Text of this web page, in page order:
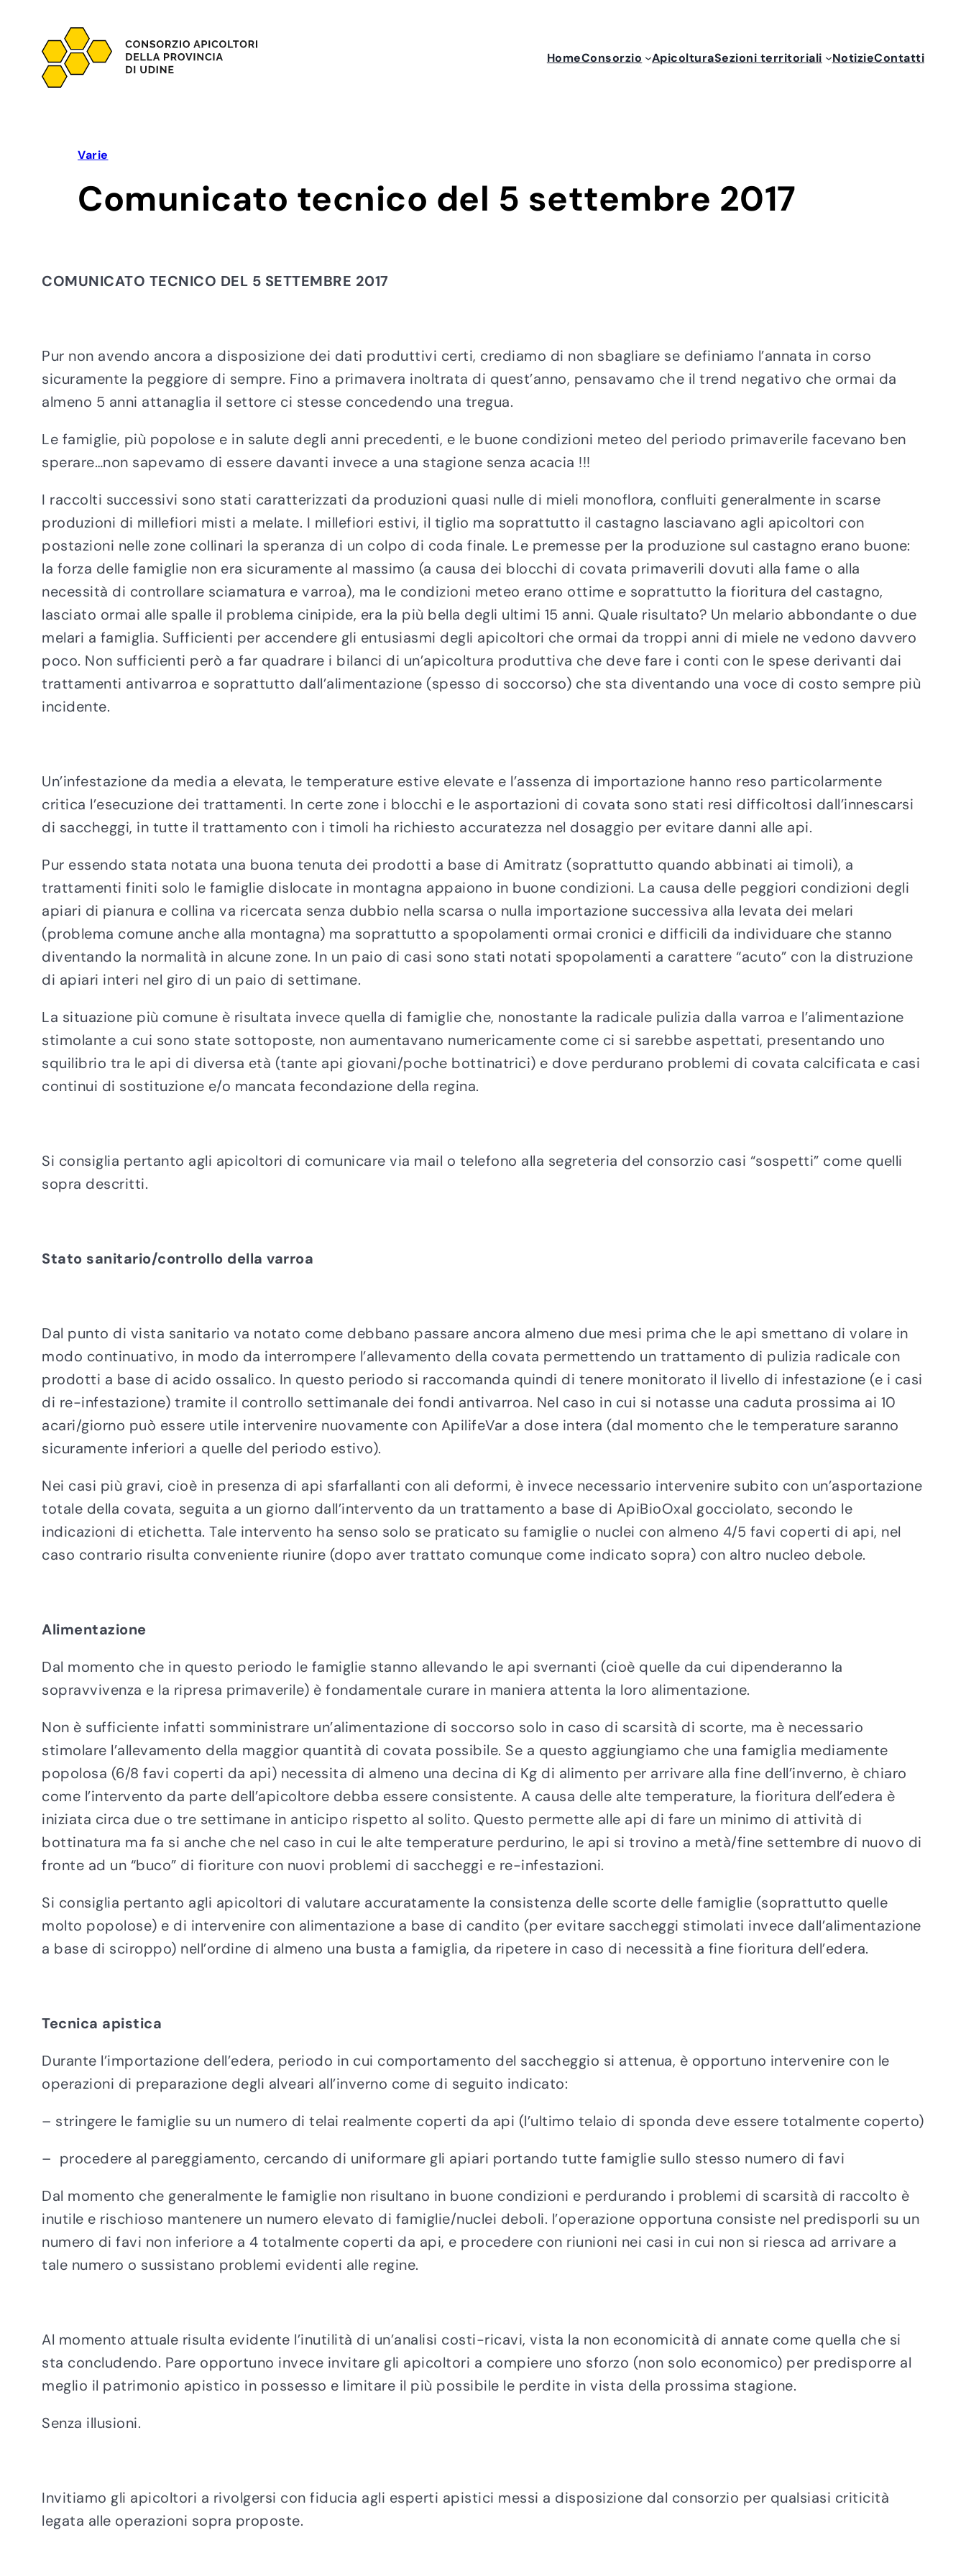
contenuto
HomeConsorzio ApicolturaSezioni territoriali NotizieContatti
Varie
Comunicato tecnico del 5 settembre 2017
COMUNICATO TECNICO DEL 5 SETTEMBRE 2017
Pur non avendo ancora a disposizione dei dati produttivi certi, crediamo di non sbagliare se definiamo l’annata in corso
sicuramente la peggiore di sempre. Fino a primavera inoltrata di quest’anno, pensavamo che il trend negativo che ormai da
almeno 5 anni attanaglia il settore ci stesse concedendo una tregua.
Le famiglie, più popolose e in salute degli anni precedenti, e le buone condizioni meteo del periodo primaverile facevano ben
sperare…non sapevamo di essere davanti invece a una stagione senza acacia !!!
I raccolti successivi sono stati caratterizzati da produzioni quasi nulle di mieli monoflora, confluiti generalmente in scarse
produzioni di millefiori misti a melate. I millefiori estivi, il tiglio ma soprattutto il castagno lasciavano agli apicoltori con
postazioni nelle zone collinari la speranza di un colpo di coda finale. Le premesse per la produzione sul castagno erano buone:
la forza delle famiglie non era sicuramente al massimo (a causa dei blocchi di covata primaverili dovuti alla fame o alla
necessità di controllare sciamatura e varroa), ma le condizioni meteo erano ottime e soprattutto la fioritura del castagno,
lasciato ormai alle spalle il problema cinipide, era la più bella degli ultimi 15 anni. Quale risultato? Un melario abbondante o due
melari a famiglia. Sufficienti per accendere gli entusiasmi degli apicoltori che ormai da troppi anni di miele ne vedono davvero
poco. Non sufficienti però a far quadrare i bilanci di un’apicoltura produttiva che deve fare i conti con le spese derivanti dai
trattamenti antivarroa e soprattutto dall’alimentazione (spesso di soccorso) che sta diventando una voce di costo sempre più
incidente.
Un’infestazione da media a elevata, le temperature estive elevate e l’assenza di importazione hanno reso particolarmente
critica l’esecuzione dei trattamenti. In certe zone i blocchi e le asportazioni di covata sono stati resi difficoltosi dall’innescarsi
di saccheggi, in tutte il trattamento con i timoli ha richiesto accuratezza nel dosaggio per evitare danni alle api.
Pur essendo stata notata una buona tenuta dei prodotti a base di Amitratz (soprattutto quando abbinati ai timoli), a
trattamenti finiti solo le famiglie dislocate in montagna appaiono in buone condizioni. La causa delle peggiori condizioni degli
apiari di pianura e collina va ricercata senza dubbio nella scarsa o nulla importazione successiva alla levata dei melari
(problema comune anche alla montagna) ma soprattutto a spopolamenti ormai cronici e difficili da individuare che stanno
diventando la normalità in alcune zone. In un paio di casi sono stati notati spopolamenti a carattere “acuto” con la distruzione
di apiari interi nel giro di un paio di settimane.
La situazione più comune è risultata invece quella di famiglie che, nonostante la radicale pulizia dalla varroa e l’alimentazione
stimolante a cui sono state sottoposte, non aumentavano numericamente come ci si sarebbe aspettati, presentando uno
squilibrio tra le api di diversa età (tante api giovani/poche bottinatrici) e dove perdurano problemi di covata calcificata e casi
continui di sostituzione e/o mancata fecondazione della regina.
Si consiglia pertanto agli apicoltori di comunicare via mail o telefono alla segreteria del consorzio casi “sospetti” come quelli
sopra descritti.
Stato sanitario/controllo della varroa
Dal punto di vista sanitario va notato come debbano passare ancora almeno due mesi prima che le api smettano di volare in
modo continuativo, in modo da interrompere l’allevamento della covata permettendo un trattamento di pulizia radicale con
prodotti a base di acido ossalico. In questo periodo si raccomanda quindi di tenere monitorato il livello di infestazione (e i casi
di re-infestazione) tramite il controllo settimanale dei fondi antivarroa. Nel caso in cui si notasse una caduta prossima ai 10
acari/giorno può essere utile intervenire nuovamente con ApilifeVar a dose intera (dal momento che le temperature saranno
sicuramente inferiori a quelle del periodo estivo).
Nei casi più gravi, cioè in presenza di api sfarfallanti con ali deformi, è invece necessario intervenire subito con un’asportazione
totale della covata, seguita a un giorno dall’intervento da un trattamento a base di ApiBioOxal gocciolato, secondo le
indicazioni di etichetta. Tale intervento ha senso solo se praticato su famiglie o nuclei con almeno 4/5 favi coperti di api, nel
caso contrario risulta conveniente riunire (dopo aver trattato comunque come indicato sopra) con altro nucleo debole.
Alimentazione
Dal momento che in questo periodo le famiglie stanno allevando le api svernanti (cioè quelle da cui dipenderanno la
sopravvivenza e la ripresa primaverile) è fondamentale curare in maniera attenta la loro alimentazione.
Non è sufficiente infatti somministrare un’alimentazione di soccorso solo in caso di scarsità di scorte, ma è necessario
stimolare l’allevamento della maggior quantità di covata possibile. Se a questo aggiungiamo che una famiglia mediamente
popolosa (6/8 favi coperti da api) necessita di almeno una decina di Kg di alimento per arrivare alla fine dell’inverno, è chiaro
come l’intervento da parte dell’apicoltore debba essere consistente. A causa delle alte temperature, la fioritura dell’edera è
iniziata circa due o tre settimane in anticipo rispetto al solito. Questo permette alle api di fare un minimo di attività di
bottinatura ma fa si anche che nel caso in cui le alte temperature perdurino, le api si trovino a metà/fine settembre di nuovo di
fronte ad un “buco” di fioriture con nuovi problemi di saccheggi e re-infestazioni.
Si consiglia pertanto agli apicoltori di valutare accuratamente la consistenza delle scorte delle famiglie (soprattutto quelle
molto popolose) e di intervenire con alimentazione a base di candito (per evitare saccheggi stimolati invece dall’alimentazione
a base di sciroppo) nell’ordine di almeno una busta a famiglia, da ripetere in caso di necessità a fine fioritura dell’edera.
Tecnica apistica
Durante l’importazione dell’edera, periodo in cui comportamento del saccheggio si attenua, è opportuno intervenire con le
operazioni di preparazione degli alveari all’inverno come di seguito indicato:
– stringere le famiglie su un numero di telai realmente coperti da api (l’ultimo telaio di sponda deve essere totalmente coperto)
– procedere al pareggiamento, cercando di uniformare gli apiari portando tutte famiglie sullo stesso numero di favi
Dal momento che generalmente le famiglie non risultano in buone condizioni e perdurando i problemi di scarsità di raccolto è
inutile e rischioso mantenere un numero elevato di famiglie/nuclei deboli. l’operazione opportuna consiste nel predisporli su un
numero di favi non inferiore a 4 totalmente coperti da api, e procedere con riunioni nei casi in cui non si riesca ad arrivare a
tale numero o sussistano problemi evidenti alle regine.
Al momento attuale risulta evidente l’inutilità di un’analisi costi-ricavi, vista la non economicità di annate come quella che si
sta concludendo. Pare opportuno invece invitare gli apicoltori a compiere uno sforzo (non solo economico) per predisporre al
meglio il patrimonio apistico in possesso e limitare il più possibile le perdite in vista della prossima stagione.
Senza illusioni.
Invitiamo gli apicoltori a rivolgersi con fiducia agli esperti apistici messi a disposizione dal consorzio per qualsiasi criticità
legata alle operazioni sopra proposte.